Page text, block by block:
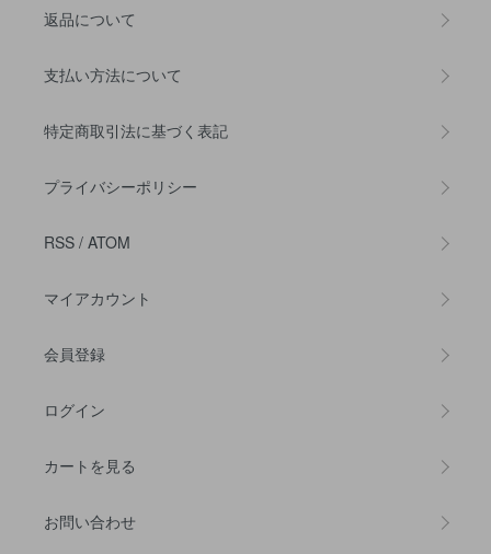
返品について
支払い方法について
特定商取引法に基づく表記
プライバシーポリシー
RSS / ATOM
マイアカウント
会員登録
ログイン
カートを見る
お問い合わせ